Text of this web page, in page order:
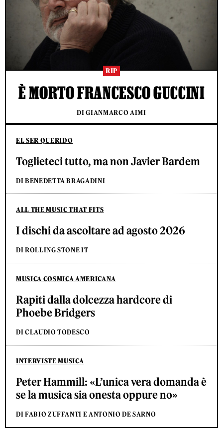
EL SER QUERIDO
Toglieteci tutto, ma non Javier Bardem
DI BENEDETTA BRAGADINI
ALL THE MUSIC THAT FITS
I dischi da ascoltare ad agosto 2026
DI ROLLING STONE IT
MUSICA COSMICA AMERICANA
Rapiti dalla dolcezza hardcore di
Phoebe Bridgers
DI CLAUDIO TODESCO
INTERVISTE MUSICA
Peter Hammill: «L’unica vera domanda è
se la musica sia onesta oppure no»
DI FABIO ZUFFANTI E ANTONIO DE SARNO
RIP
È MORTO FRANCESCO GUCCINI
DI GIANMARCO AIMI